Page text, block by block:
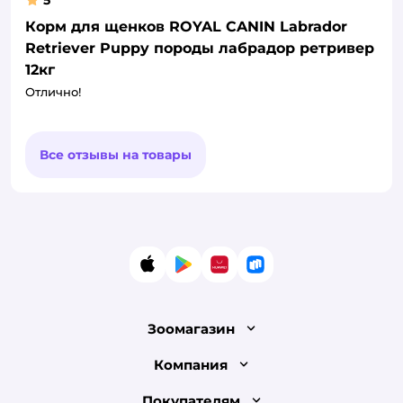
Корм для щенков ROYAL CANIN Labrador
Retriever Puppy породы лабрадор ретривер
12кг
Отлично!
Все отзывы на товары
App StoreGoogle Play
AppGallery
RuStore
Зоомагазин
Лицензия
Компания
О компании